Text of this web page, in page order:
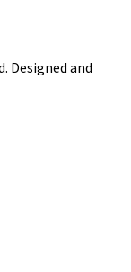
Designed and